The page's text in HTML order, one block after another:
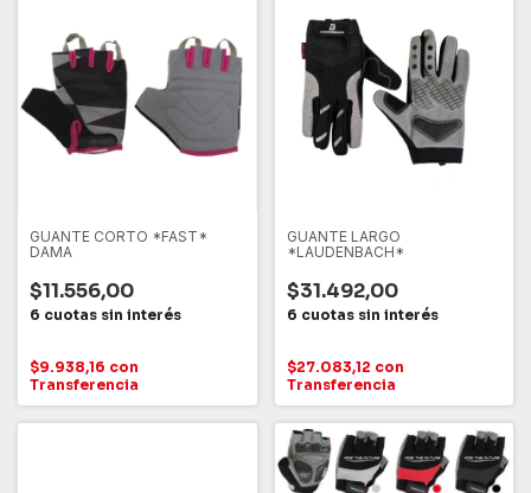
GUANTE CORTO *FAST*
DAMA
$11.556,00
$9.938,16 con
Transferencia
GUANTE LARGO
*LAUDENBACH*
$31.492,00
$27.083,12 con
Transferencia